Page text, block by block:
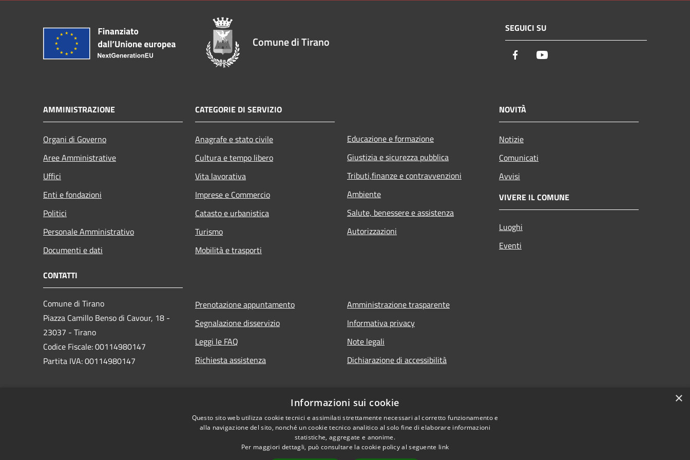
Comune di Tirano
SEGUICI SU
Facebook
AMMINISTRAZIONE
Organi di Governo
Aree Amministrative
Uffici
Enti e fondazioni
Politici
Personale Amministrativo
Documenti e dati
CATEGORIE DI SERVIZIO
Anagrafe e stato civile
Cultura e tempo libero
Vita lavorativa
Imprese e Commercio
Catasto e urbanistica
Turismo
Mobilità e trasporti
Educazione e formazione
Giustizia e sicurezza pubblica
Tributi,finanze e contravvenzioni
Ambiente
Salute, benessere e assistenza
Autorizzazioni
NOVITÀ
Notizie
Comunicati
Avvisi
VIVERE IL COMUNE
Luoghi
Eventi
CONTATTI
Comune di Tirano
Piazza Camillo Benso di Cavour, 18 -
23037 - Tirano
Codice Fiscale: 00114980147
Partita IVA: 00114980147
Prenotazione appuntamento
Segnalazione disservizio
Leggi le FAQ
Richiesta assistenza
Amministrazione trasparente
Informativa privacy
Note legali
Dichiarazione di accessibilità
×
Informazioni sui cookie
Questo sito web utilizza cookie tecnici e assimilati strettamente necessari al corretto funzionamento e
alla navigazione del sito, nonché un cookie tecnico analitico al solo fine di elaborare informazioni
statistiche, aggregate e anonime.
Per maggiori dettagli, può consultare la cookie policy al seguente link